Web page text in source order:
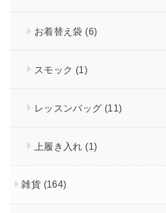
お着替え袋 (6)
スモック (1)
レッスンバッグ (11)
上履き入れ (1)
雑貨 (164)